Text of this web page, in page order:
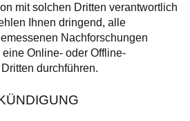
mit solchen Dritten verantwortlich
Ihnen dringend, alle
Nachforschungen
Online- oder Offline-
durchführen.